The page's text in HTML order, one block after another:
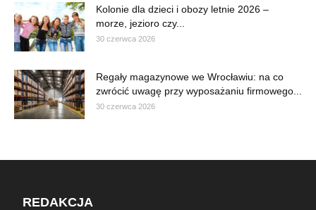
Kolonie dla dzieci i obozy letnie 2026 –
morze, jezioro czy...
30 czerwca 2026
Regały magazynowe we Wrocławiu: na co
zwrócić uwagę przy wyposażaniu firmowego...
30 czerwca 2026
REDAKCJA